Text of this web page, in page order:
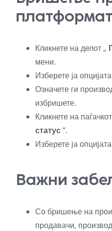
Кликнете на делот „
мени.
Изберете ја
Означете ги
избришете.
Кликнете на
статус“.
Изберете ја
Важни
Со бришење на
продавачи,